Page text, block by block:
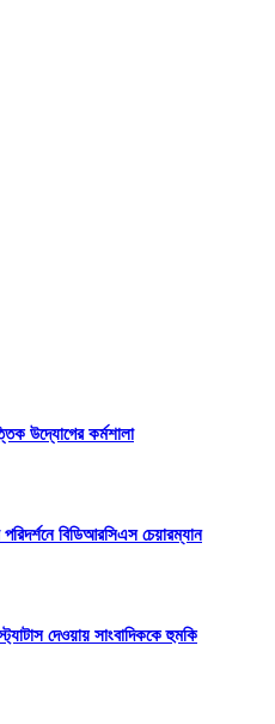
উদ্যোগের কর্মশালা
পরিদর্শনে বিডিআরসিএস চেয়ারম্যান
দেওয়ায় সাংবাদিককে হুমকি